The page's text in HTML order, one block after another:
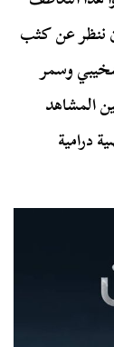
ننظر عن كثب
وسمر
المشاهد
درامية